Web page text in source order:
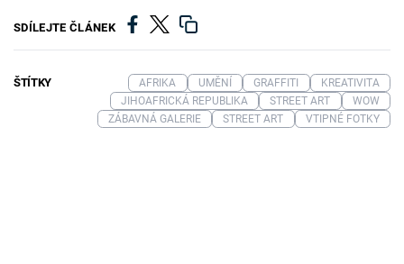
SDÍLEJTE ČLÁNEK
ŠTÍTKY AFRIKA UMĚNÍ GRAFFITI
KREATIVITA
JIHOAFRICKÁ REPUBLIKA
STREET ART
WOW
ZÁBAVNÁ GALERIE
STREET ART VTIPNÉ FOTKY